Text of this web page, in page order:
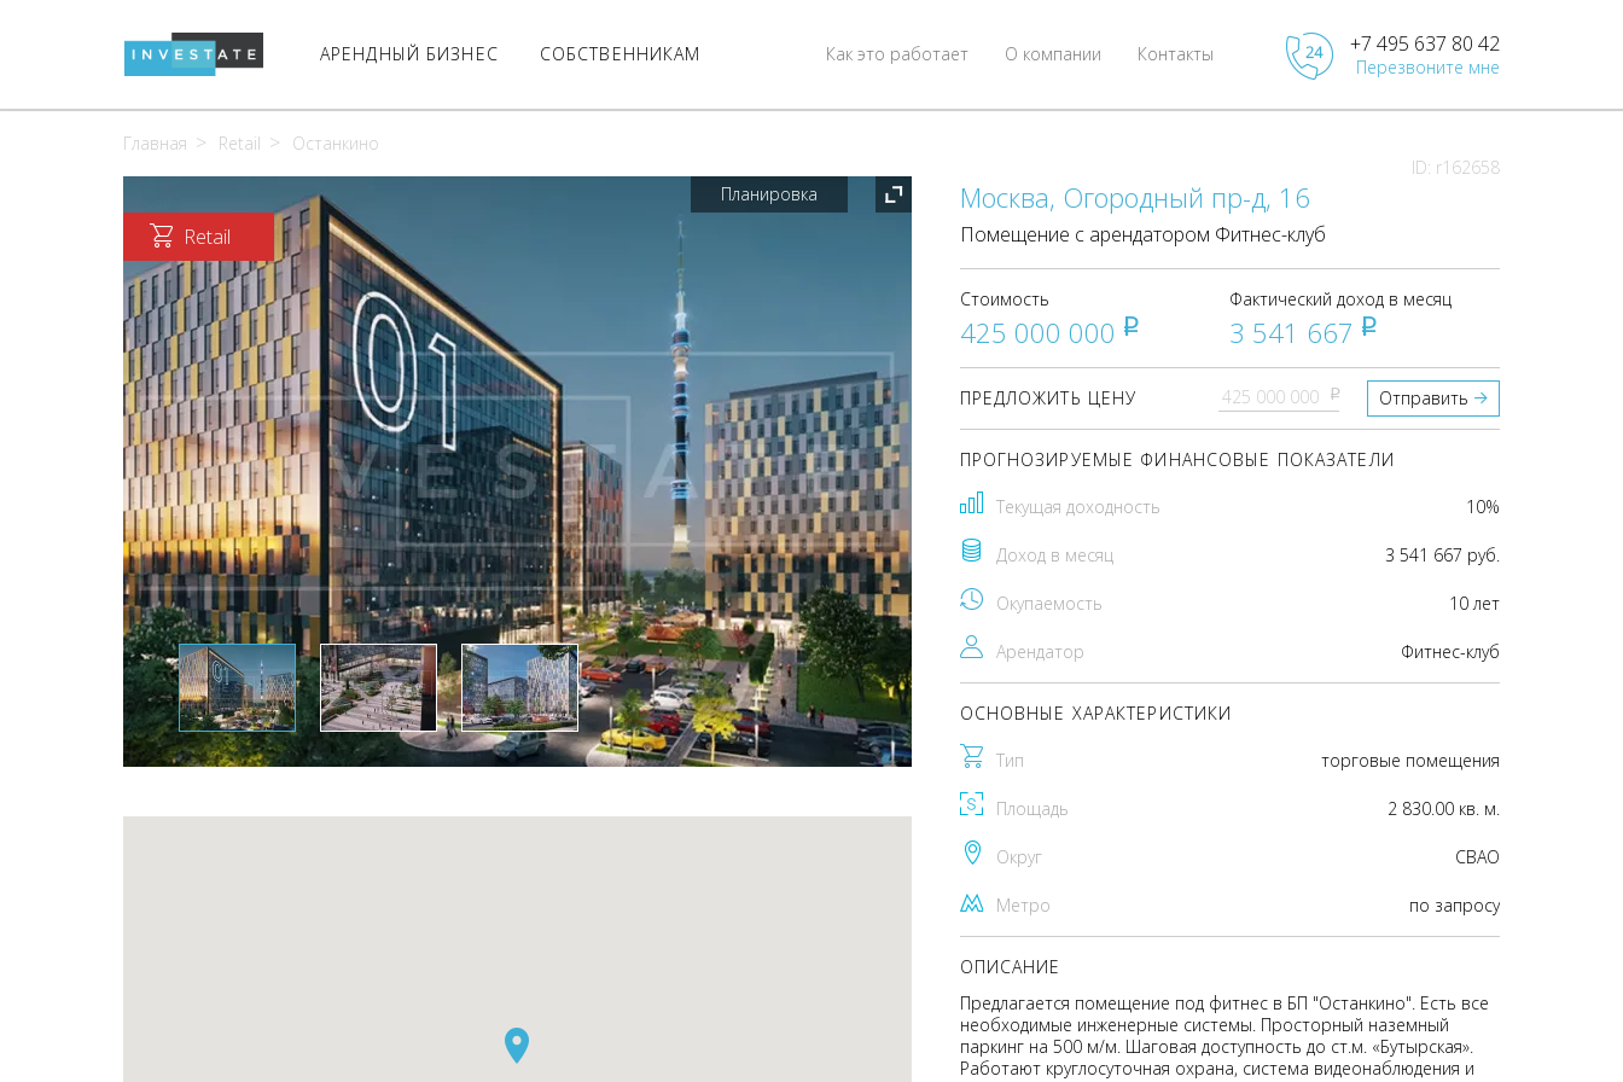
АРЕНДНЫЙ БИЗНЕС СОБСТВЕННИКАМ Контакты
О компании
Как это работает +7 495 637 80 42
Перезвоните мне
Главная Retail
Останкино
ID: r162658
Планировка
Retail
Москва, Огородный пр-д, 16
Помещение с арендатором Фитнес-клуб
Стоимость
425 000 000 pуб
Фактический доход в месяц
3 541 667 pуб
ПРЕДЛОЖИТЬ ЦЕНУ pуб Отправить
ПРОГНОЗИРУЕМЫЕ ФИНАНСОВЫЕ ПОКАЗАТЕЛИ
Текущая доходность 10%
Доход в месяц 3 541 667 руб.
Окупаемость 10 лет
Арендатор Фитнес-клуб
ОСНОВНЫЕ ХАРАКТЕРИСТИКИ
Тип торговые помещения
Площадь 2 830.00 кв. м.
Округ CВАО
Метро по запросу
ОПИСАНИЕ
Предлагается помещение под фитнес в БП "Останкино". Есть все
необходимые инженерные системы. Просторный наземный
паркинг на 500 м/м. Шаговая доступность до ст.м. «Бутырская».
Работают круглосуточная охрана, система видеонаблюдения и